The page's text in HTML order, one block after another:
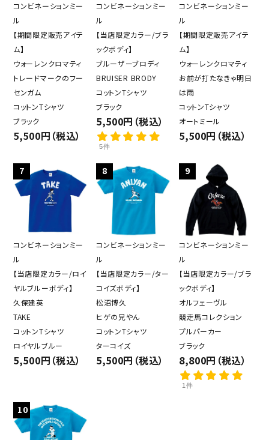
カテゴリー
コンビネーションミー
ル
【期間限定販売アイテ
ム】
ウォーレンクロマティ
トレードマークのフー
センガム
コットンTシャツ
ブラック
5,500円（税込）
コンビネーションミー
ル
【当店限定カラー/ブラ
ックボディ】
ブルーザーブロディ
BRUISER BRODY
コットンTシャツ
ブラック
5,500円（税込）
5件
コンビネーションミー
ル
【期間限定販売アイテ
ム】
ウォーレンクロマティ
お前が打たなきゃ明日
は雨
コットンTシャツ
オートミール
5,500円（税込）
7
コンビネーションミー
ル
【当店限定カラー/ロイ
ヤルブルーボディ】
久保建英
TAKE
コットンTシャツ
ロイヤルブルー
5,500円（税込）
8
コンビネーションミー
ル
【当店限定カラー/ター
コイズボディ】
松沼博久
ヒゲの兄やん
コットンTシャツ
ターコイズ
5,500円（税込）
9
コンビネーションミー
ル
【当店限定カラー/ブラ
ックボディ】
オルフェーヴル
競走馬コレクション
プルパーカー
ブラック
8,800円（税込）
1件
10